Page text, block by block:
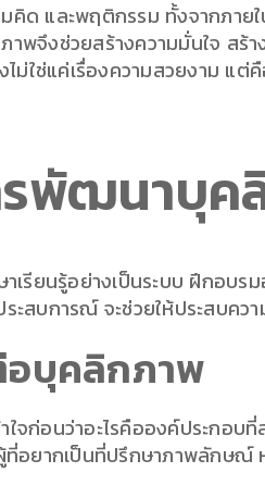
ด และพฤติกรรม ทั้งจากภาย
งช่วยสร้างความมั่นใจ สร้า
ไม่ใช่แค่เรื่องความสวยงาม แต่
พัฒนาบุค
นรู้อย่างเป็นระบบ ฝึกอบรม
สบการณ์ จะช่วยให้ประสบควา
อบุคลิกภาพ
ใจก่อนว่าอะไรคือองค์ประกอ
ากเป็นที่ปรึกษาภาพลักษณ์ ห